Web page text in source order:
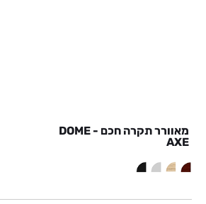
מאוורר תקרה חכם - DOME
AXE